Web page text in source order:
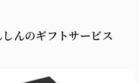
んのギフトサービス